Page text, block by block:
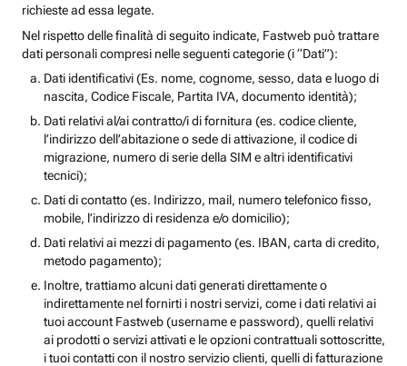
richieste ad essa legate.
Nel rispetto delle finalità di seguito indicate, Fastweb può trattare
dati personali compresi nelle seguenti categorie (i “Dati”):
Dati identificativi (Es. nome, cognome, sesso, data e luogo di
nascita, Codice Fiscale, Partita IVA, documento identità);
Dati relativi al/ai contratto/i di fornitura (es. codice cliente,
l’indirizzo dell’abitazione o sede di attivazione, il codice di
migrazione, numero di serie della SIM e altri identificativi
tecnici);
Dati di contatto (es. Indirizzo, mail, numero telefonico fisso,
mobile, l’indirizzo di residenza e/o domicilio);
Dati relativi ai mezzi di pagamento (es. IBAN, carta di credito,
metodo pagamento);
Inoltre, trattiamo alcuni dati generati direttamente o
indirettamente nel fornirti i nostri servizi, come i dati relativi ai
tuoi account Fastweb (username e password), quelli relativi
ai prodotti o servizi attivati e le opzioni contrattuali sottoscritte,
i tuoi contatti con il nostro servizio clienti, quelli di fatturazione